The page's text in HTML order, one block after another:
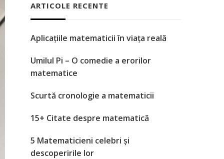
ARTICOLE RECENTE
Aplicațiile matematicii în viața reală
Umilul Pi – O comedie a erorilor
matematice
Scurtă cronologie a matematicii
15+ Citate despre matematică
5 Matematicieni celebri și
descoperirile lor